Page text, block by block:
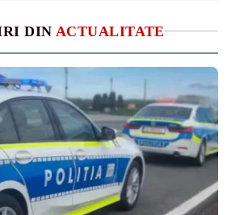
DIN ACTUALITATE